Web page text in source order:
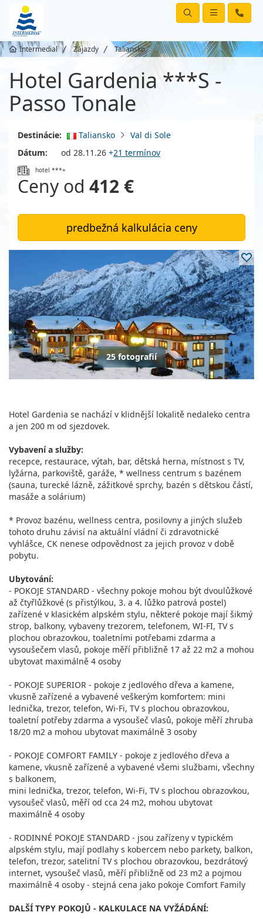
Intermedial Zájazdy Taliansko
Hotel Gardenia ***S -
Passo Tonale
Destinácie: Taliansko
Val di Sole
Dátum:
od 28.11.26 +21 termínov
hotel ***+
Ceny od 412 €
predbežná kalkulácia ceny
25 fotografií
Hotel Gardenia se nachází v klidnější lokalitě nedaleko centra
a jen 200 m od sjezdovek.
Vybavení a služby:
recepce, restaurace, výtah, bar, dětská herna, místnost s TV,
lyžárna, parkoviště, garáže, * wellness centrum s bazénem
(sauna, turecké lázně, zážitkové sprchy, bazén s dětskou částí,
masáže a solárium)
* Provoz bazénu, wellness centra, posilovny a jiných služeb
tohoto druhu závisí na aktuální vládní či zdravotnické
vyhlášce, CK nenese odpovědnost za jejich provoz v době
pobytu.
Ubytování:
- POKOJE STANDARD - všechny pokoje mohou být dvoulůžkové
až čtyřlůžkové (s přistýlkou, 3. a 4. lůžko patrová postel)
zařízené v klasickém alpském stylu, některé pokoje mají šikmý
strop, balkony, vybaveny trezorem, telefonem, WI-FI, TV s
plochou obrazovkou, toaletními potřebami zdarma a
vysoušečem vlasů, pokoje měří přibližně 17 až 22 m2 a mohou
ubytovat maximálně 4 osoby
- POKOJE SUPERIOR - pokoje z jedlového dřeva a kamene,
vkusně zařízené a vybavené veškerým komfortem: mini
lednička, trezor, telefon, Wi-Fi, TV s plochou obrazovkou,
toaletní potřeby zdarma a vysoušeč vlasů, pokoje měří zhruba
18/20 m2 a mohou ubytovat maximálně 3 osoby
- POKOJE COMFORT FAMILY - pokoje z jedlového dřeva a
kamene, vkusně zařízené a vybavené všemi službami, všechny
s balkonem,
mini lednička, trezor, telefon, Wi-Fi, TV s plochou obrazovkou,
vysoušeč vlasů, měří od cca 24 m2, mohou ubytovat
maximálně 4 osoby
- RODINNÉ POKOJE STANDARD - jsou zařízeny v typickém
alpském stylu, mají podlahy s kobercem nebo parkety, balkon,
telefon, trezor, satelitní TV s plochou obrazovkou, bezdrátový
internet, vysoušeč vlasů, měří přibližně od 23 m2 a pojmou
maximálně 4 osoby - stejná cena jako pokoje Comfort Family
DALŠÍ TYPY POKOJŮ - KALKULACE NA VYŽÁDÁNÍ: